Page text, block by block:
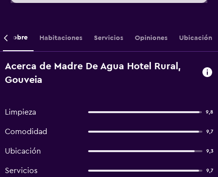
Sobre Habitaciones Servicios Opiniones Ubicación
Acerca de Madre De Agua Hotel Rural,
Gouveia
Limpieza 9,8
Comodidad 9,7
Ubicación 9,3
Servicios 9,7